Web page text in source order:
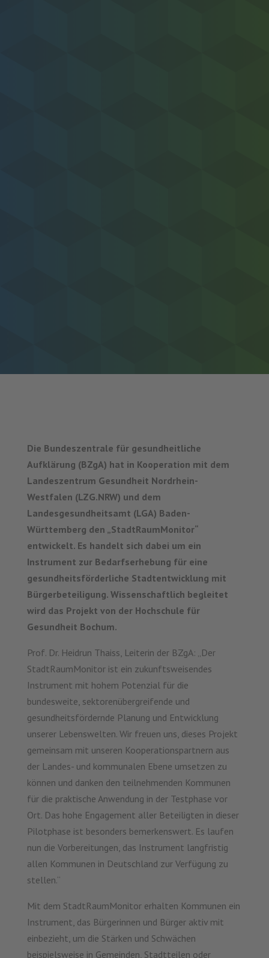
Die Bundeszentrale für gesundheitliche
Aufklärung (BZgA) hat in Kooperation mit dem
Landeszentrum Gesundheit Nordrhein-
Westfalen (LZG.NRW) und dem
Landesgesundheitsamt (LGA) Baden-
Württemberg den „StadtRaumMonitor“
entwickelt. Es handelt sich dabei um ein
Instrument zur Bedarfserhebung für eine
gesundheitsförderliche Stadtentwicklung mit
Bürgerbeteiligung. Wissenschaftlich begleitet
wird das Projekt von der Hochschule für
Gesundheit Bochum.
Prof. Dr. Heidrun Thaiss, Leiterin der BZgA: „Der
StadtRaumMonitor ist ein zukunftsweisendes
Instrument mit hohem Potenzial für die
bundesweite, sektorenübergreifende und
gesundheitsfördernde Planung und Entwicklung
unserer Lebenswelten. Wir freuen uns, dieses Projekt
gemeinsam mit unseren Kooperationspartnern aus
der Landes- und kommunalen Ebene umsetzen zu
können und danken den teilnehmenden Kommunen
für die praktische Anwendung in der Testphase vor
Ort. Das hohe Engagement aller Beteiligten in dieser
Pilotphase ist besonders bemerkenswert. Es laufen
nun die Vorbereitungen, das Instrument langfristig
allen Kommunen in Deutschland zur Verfügung zu
stellen.“
Mit dem StadtRaumMonitor erhalten Kommunen ein
Instrument, das Bürgerinnen und Bürger aktiv mit
einbezieht, um die Stärken und Schwächen
beispielsweise in Gemeinden, Stadtteilen oder